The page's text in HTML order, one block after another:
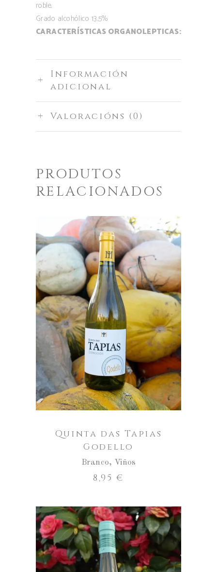
roble.
Grado alcohólico 13,5%
CARACTERÍSTICAS ORGANOLEPTICAS:
Información
adicional
Valoracións (0)
PRODUTOS
RELACIONADOS
ENGADIR AO CARRO
Quinta das Tapias
Godello
Branco, Viños
8,95€